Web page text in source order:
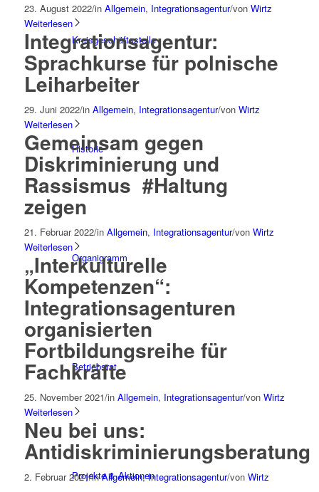
Kreisgeschäftsstelle
Historie
Organigramm
Betriebsrat
Projekte & Aktionen
23. August 2022/in Allgemein, Integrationsagentur/von Wirtz
Weiterlesen
Integrationsagentur:
Sprachkurse für polnische
Leiharbeiter
29. Juni 2022/in Allgemein, Integrationsagentur/von Wirtz
Weiterlesen
Gemeinsam gegen
Diskriminierung und
Rassismus #Haltung
zeigen
21. Februar 2022/in Allgemein, Integrationsagentur/von Wirtz
Weiterlesen
„Interkulturelle
Kompetenzen“:
Integrationsagenturen
organisierten
Fortbildungsreihe für
Fachkräfte
25. November 2021/in Allgemein, Integrationsagentur/von Wirtz
Weiterlesen
Neu bei uns:
Antidiskriminierungsberatung
2. Februar 2021/inAllgemein,Integrationsagentur/von Wirtz